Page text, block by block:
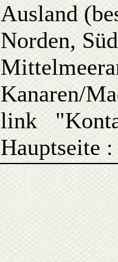
Ausland
Norden,
Kanaren/
link
Hauptseite